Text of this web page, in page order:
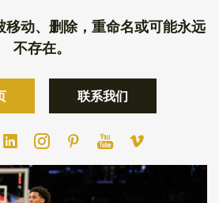
移动、删除，重命名或可能永远
不存在。
联系我们